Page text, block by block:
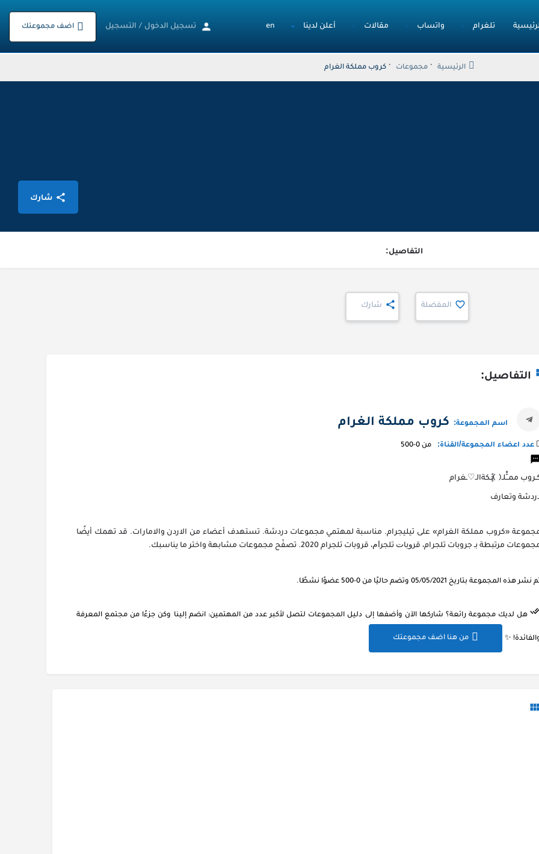
تلغرام واتساب مقالات أعلن لدينا en تسجيل الدخول / التسجيل اضف مجموعتك
الرئيسية مجموعات كروب مملكة الغرام
شارك
التفاصيل:
المفضلة شارك
التفاصيل:
اسم المجموعة: كروب مملكة الغرام
عدد اعضاء المجموعة/القناة: من 0-500
ممــّّّلـ﴿ ﴾ـٍٍٍٍـكةالـ♡ـغرام
وتعارف
«كروب مملكة الغرام» على تيليجرام. مناسبة لمهتمي مجموعات دردشة. تستهدف أعضاء من الاردن والامارات. قد تهمك أيضًا
مرتبطة بـ جروبات تلجرام، ﻗﺮﻭﺑﺎﺕ ﺗﻠﺠﺮﺍﻡ، قروبات تلجرام 2020. تصفّح مجموعات مشابهة واختر ما يناسبك.
نشر هذه المجموعة بتاريخ 05/05/2021 وتضم حاليًا من 0-500 عضوًا نشطًا.
هل لديك مجموعة رائعة؟ شاركها الآن وأضفها إلى دليل المجموعات لتصل لأكبر عدد من المهتمين: انضم إلينا وكن جزءًا من مجتمع المعرفة
✨ من هنا اضف مجموعتك